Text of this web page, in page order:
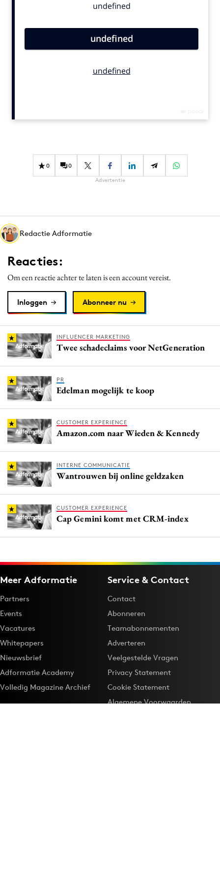
Contentmarketing
Effectiviteit
Gedragsverandering
Martech
Media
Merkstrategie
Programmatic
Purpose Marketing
Reputatie & crisis
0 0
Advertentie
Redactie Adformatie
Reacties:
Om een reactie achter te laten is een account vereist.
Inloggen Abonneer nu
INFLUENCER MARKETING
Twee schadeclaims voor NetGeneration
PR
Edelman mogelijk te koop
CUSTOMER EXPERIENCE
Amazon.com naar Wieden & Kennedy
INTERNE COMMUNICATIE
Wantrouwen bij online geldzaken
CUSTOMER EXPERIENCE
Cap Gemini komt met CRM-index
Meer Adformatie
Partners
Events
Vacatures
Whitepapers
Nieuwsbrief
Adformatie Academy
Volledig Magazine Archief
Service & Contact
Contact
Abonneren
Teamabonnementen
Adverteren
Veelgestelde Vragen
Privacy Statement
Cookie Statement
Algemene Voorwaarden